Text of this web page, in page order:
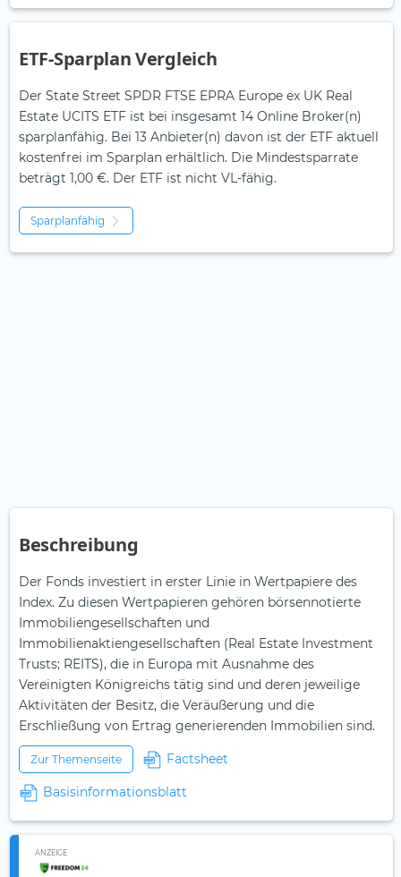
ETF-Sparplan Vergleich
Der State Street SPDR FTSE EPRA Europe ex UK Real
Estate UCITS ETF ist bei insgesamt 14 Online Broker(n)
sparplanfähig. Bei 13 Anbieter(n) davon ist der ETF aktuell
kostenfrei im Sparplan erhältlich. Die Mindestsparrate
beträgt 1,00 €. Der ETF ist nicht VL-fähig.
Sparplanfähig
Beschreibung
Der Fonds investiert in erster Linie in Wertpapiere des
Index. Zu diesen Wertpapieren gehören börsennotierte
Immobiliengesellschaften und
Immobilienaktiengesellschaften (Real Estate Investment
Trusts; REITS), die in Europa mit Ausnahme des
Vereinigten Königreichs tätig sind und deren jeweilige
Aktivitäten der Besitz, die Veräußerung und die
Erschließung von Ertrag generierenden Immobilien sind.
Zur Themenseite Factsheet
Basisinformationsblatt
ANZEIGE